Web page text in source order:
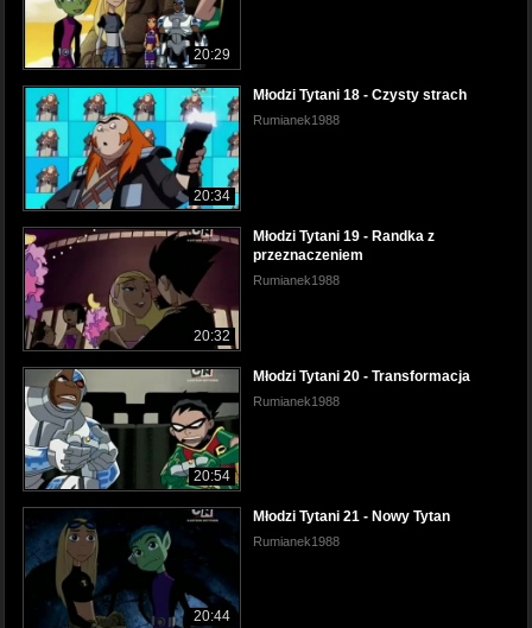
20:29
20:34
Młodzi Tytani 18 - Czysty strach
Rumianek1988
20:32
Młodzi Tytani 19 - Randka z
przeznaczeniem
Rumianek1988
20:54
Młodzi Tytani 20 - Transformacja
Rumianek1988
20:44
Młodzi Tytani 21 - Nowy Tytan
Rumianek1988